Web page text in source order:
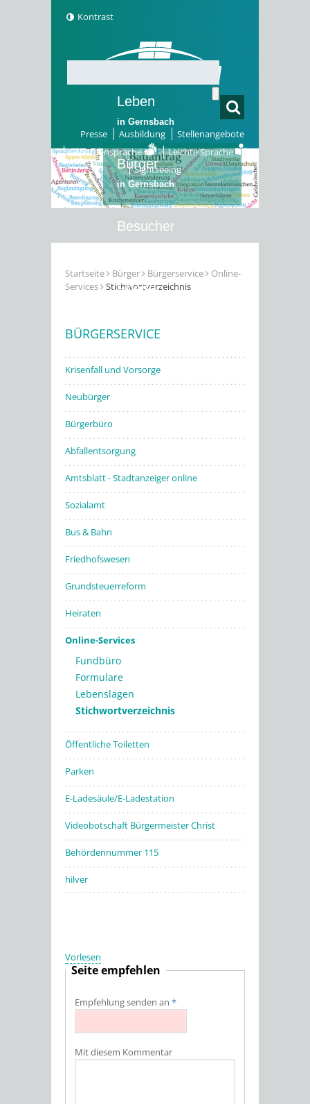
Kontrast
Presse Ausbildung
Stellenangebote
Gebärdensprache
Leichte Sprache
Sightseeing
Leben
in Gernsbach
Bürger
in Gernsbach
Besucher
Erleben
Startseite Bürger Bürgerservice
Online-
Services
Stichwortverzeichnis
BÜRGERSERVICE
Krisenfall und Vorsorge
Neubürger
Bürgerbüro
Abfallentsorgung
Amtsblatt - Stadtanzeiger online
Sozialamt
Bus & Bahn
Friedhofswesen
Grundsteuerreform
Heiraten
Online-Services
Fundbüro
Formulare
Lebenslagen
Stichwortverzeichnis
Öffentliche Toiletten
Parken
E-Ladesäule/E-Ladestation
Videobotschaft Bürgermeister Christ
Behördennummer 115
hilver
Vorlesen
Seite empfehlen
Empfehlung senden an *
Mit diesem Kommentar